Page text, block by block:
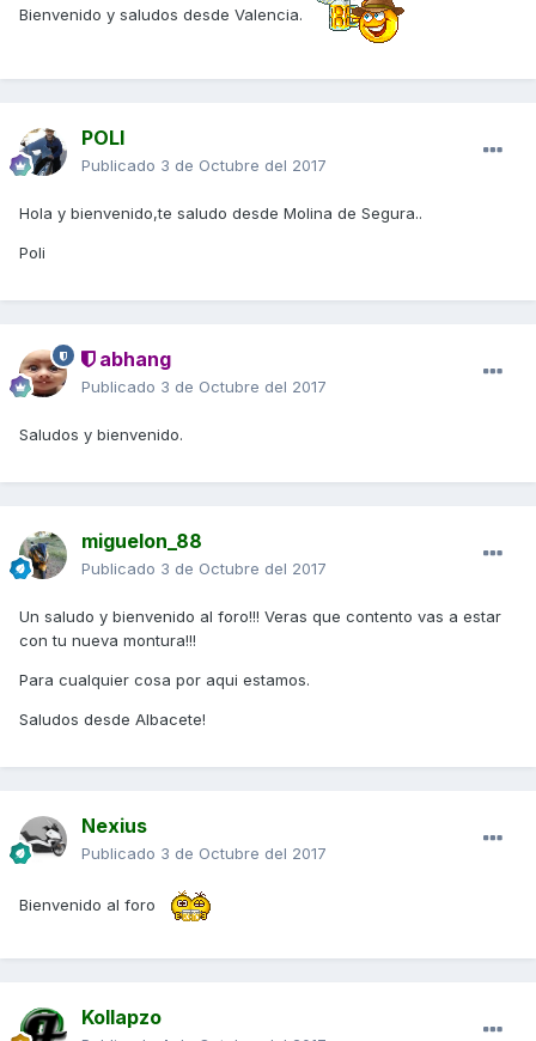
Bienvenido y saludos desde Valencia.
POLI
Publicado 3 de Octubre del 2017
Hola y bienvenido,te saludo desde Molina de Segura..
Poli
abhang
Publicado 3 de Octubre del 2017
Saludos y bienvenido.
miguelon_88
Publicado 3 de Octubre del 2017
Un saludo y bienvenido al foro!!! Veras que contento vas a estar
con tu nueva montura!!!
Para cualquier cosa por aqui estamos.
Saludos desde Albacete!
Nexius
Publicado 3 de Octubre del 2017
Bienvenido al foro
Kollapzo